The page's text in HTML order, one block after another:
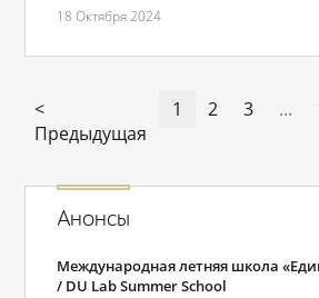
18 Октября 2024
<
Предыдущая
1 2 3 ...
Анонсы
Международная летняя школа
/ DU Lab Summer School